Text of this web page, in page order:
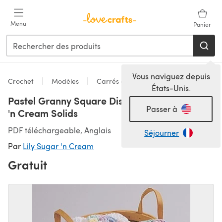
Menu Panier
Vous naviguez depuis
États-Unis.
Passer à
Séjourner
Crochet Modèles Carrés de grand-mère
Pastel Granny Square Dishcloth in Lily Sugar
'n Cream Solids
PDF téléchargeable, Anglais
Par Lily Sugar 'n Cream
Gratuit